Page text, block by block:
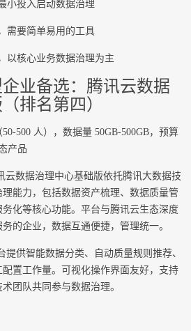
小投入启动数据治理
需要简单易用的工具
以核心业务数据治理为主
企业备选：腾讯云数据
排名第四）
500 人），数据量 50GB-500GB，预算
产品
云数据治理中心基础版依托腾讯大数据技
能力，包括数据资产梳理、数据质量管
化等核心功能。平台与腾讯云生态深度
的企业，数据互通便捷，管理统一。
供智能数据分类、自动质量规则推荐、
置工作量。可视化操作界面友好，支持
团队共同参与数据治理。